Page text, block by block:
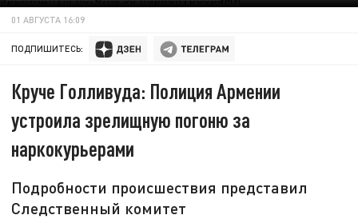
01 АВГУСТА 16:09
ПОДПИШИТЕСЬ:
Круче Голливуда: Полиция Армении
устроила зрелищную погоню за
наркокурьерами
Подробности происшествия представил
Следственный комитет